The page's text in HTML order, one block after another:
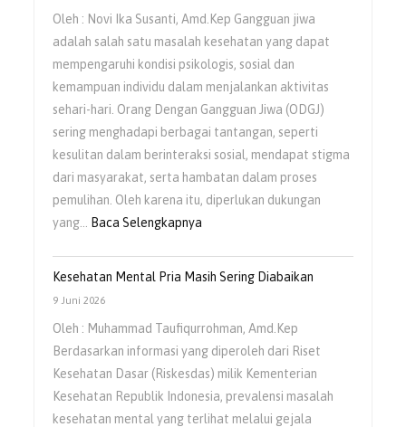
Oleh : Novi Ika Susanti, Amd.Kep Gangguan jiwa
adalah salah satu masalah kesehatan yang dapat
mempengaruhi kondisi psikologis, sosial dan
kemampuan individu dalam menjalankan aktivitas
sehari-hari. Orang Dengan Gangguan Jiwa (ODGJ)
sering menghadapi berbagai tantangan, seperti
kesulitan dalam berinteraksi sosial, mendapat stigma
dari masyarakat, serta hambatan dalam proses
pemulihan. Oleh karena itu, diperlukan dukungan
yang…
Baca Selengkapnya
Kesehatan Mental Pria Masih Sering Diabaikan
9 Juni 2026
Oleh : Muhammad Taufiqurrohman, Amd.Kep
Berdasarkan informasi yang diperoleh dari Riset
Kesehatan Dasar (Riskesdas) milik Kementerian
Kesehatan Republik Indonesia, prevalensi masalah
kesehatan mental yang terlihat melalui gejala